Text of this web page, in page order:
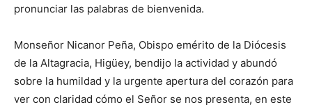
pronunciar las palabras de bienvenida.
Monseñor Nicanor Peña, Obispo emérito de la Diócesis
de la Altagracia, Higüey, bendijo la actividad y abundó
sobre la humildad y la urgente apertura del corazón para
ver con claridad cómo el Señor se nos presenta, en este